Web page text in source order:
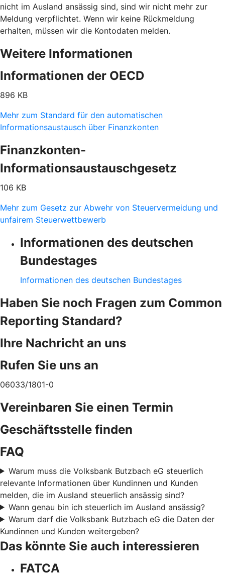
nicht im Ausland ansässig sind, sind wir nicht mehr zur
Meldung verpflichtet. Wenn wir keine Rückmeldung
erhalten, müssen wir die Kontodaten melden.
Weitere Informationen
Informationen der OECD
896 KB
Mehr zum Standard für den automatischen
Informationsaustausch über Finanzkonten
Finanzkonten-
Informationsaustauschgesetz
106 KB
Mehr zum Gesetz zur Abwehr von Steuervermeidung und
unfairem Steuerwettbewerb
Informationen des deutschen
Bundestages
Informationen des deutschen Bundestages
Haben Sie noch Fragen zum Common
Reporting Standard?
Ihre Nachricht an uns
Rufen Sie uns an
06033/1801-0
Vereinbaren Sie einen Termin
Geschäftsstelle finden
FAQ
Warum muss die Volksbank Butzbach eG steuerlich
relevante Informationen über Kundinnen und Kunden
melden, die im Ausland steuerlich ansässig sind?
Wann genau bin ich steuerlich im Ausland ansässig?
Warum darf die Volksbank Butzbach eG die Daten der
Kundinnen und Kunden weitergeben?
Das könnte Sie auch interessieren
FATCA